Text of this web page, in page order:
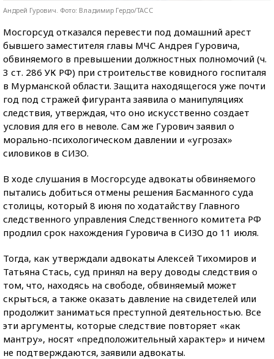
Андрей Гурович. Фото: Владимир Гердо/ТАСС
Мосгорсуд отказался перевести под домашний арест
бывшего заместителя главы МЧС Андрея Гуровича,
обвиняемого в превышении должностных полномочий (ч.
3 ст. 286 УК РФ) при строительстве ковидного госпиталя
в Мурманской области. Защита находящегося уже почти
год под стражей фигуранта заявила о манипуляциях
следствия, утверждая, что оно искусственно создает
условия для его в неволе. Сам же Гурович заявил о
морально-психологическом давлении и «угрозах»
силовиков в СИЗО.
В ходе слушания в Мосгорсуде адвокаты обвиняемого
пытались добиться отмены решения Басманного суда
столицы, который 8 июня по ходатайству Главного
следственного управления Следственного комитета РФ
продлил срок нахождения Гуровича в СИЗО до 11 июля.
Тогда, как утверждали адвокаты Алексей Тихомиров и
Татьяна Стась, суд принял на веру доводы следствия о
том, что, находясь на свободе, обвиняемый может
скрыться, а также оказать давление на свидетелей или
продолжит заниматься преступной деятельностью. Все
эти аргументы, которые следствие повторяет «как
мантру», носят «предположительный характер» и ничем
не подтверждаются, заявили адвокаты.